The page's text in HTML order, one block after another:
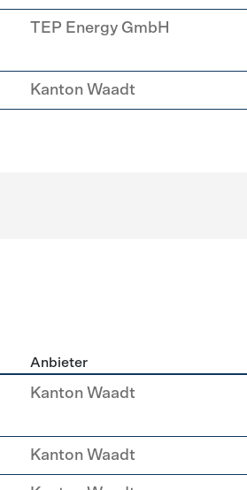
TEP Energy GmbH
Kanton Waadt
Anbieter
Kanton Waadt
Kanton Waadt